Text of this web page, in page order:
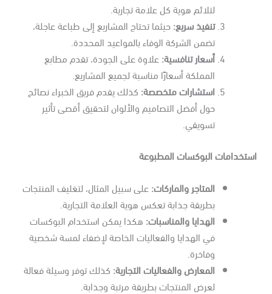
لتلائم هوية كل علامة تجارية.
تنفيذ سريع :حيثما تحتاج المشاريع إلى طباعة عاجلة،
تضمن الشركة الوفاء بالمواعيد المحددة.
أسعار تنافسية:علاوة على الجودة، تقدم مطابع
المملكة أسعارًا مناسبة لجميع المشاريع.
استشارات متخصصة:كذلك يقدم فريق الخبراء نصائح
حول أفضل التصاميم والألوان لتحقيق أقصى تأثير
تسويقي.
البوكسات المطبوعة
المتاجر والماركات:على سبيل المثال، لتغليف المنتجات
بطريقة جذابة تعكس هوية العلامة التجارية.
الهدايا والمناسبات:هكذا يمكن استخدام البوكسات
في الهدايا والفعاليات الخاصة لإضفاء لمسة شخصية
وفاخرة.
المعارض والفعاليات التجارية:كذلك توفر وسيلة فعالة
لعرض المنتجات بطريقة مرتبة وجذابة.